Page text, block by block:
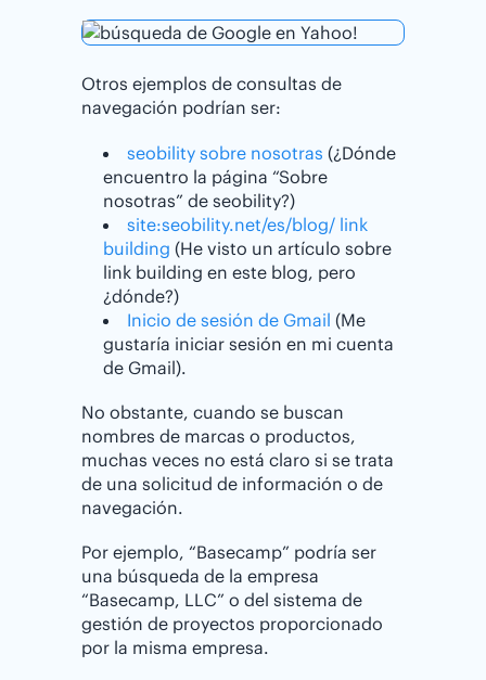
Otros ejemplos de consultas de
navegación podrían ser:
seobility sobre nosotras (¿Dónde
encuentro la página “Sobre
nosotras” de seobility?)
site:seobility.net/es/blog/ link
building (He visto un artículo sobre
link building en este blog, pero
¿dónde?)
Inicio de sesión de Gmail (Me
gustaría iniciar sesión en mi cuenta
de Gmail).
No obstante, cuando se buscan
nombres de marcas o productos,
muchas veces no está claro si se trata
de una solicitud de información o de
navegación.
Por ejemplo, “Basecamp” podría ser
una búsqueda de la empresa
“Basecamp, LLC” o del sistema de
gestión de proyectos proporcionado
por la misma empresa.